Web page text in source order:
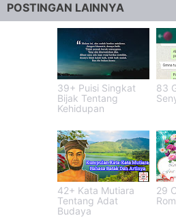
POSTINGAN LAINNYA
39+ Puisi Singkat
Bijak Tentang
Kehidupan
83
42+ Kata Mutiara
Tentang Adat
Budaya
29